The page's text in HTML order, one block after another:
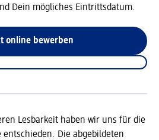
Dein mögliches Eintrittsdatum.
online bewerben
Lesbarkeit haben wir uns für die
entschieden. Die abgebildeten